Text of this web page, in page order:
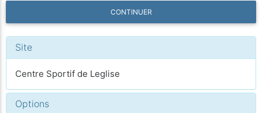
CONTINUER
Site
Centre Sportif de Leglise
Options